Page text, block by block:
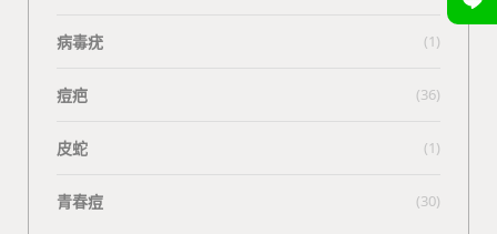
病毒疣 (1)
痘疤 (36)
皮蛇 (1)
青春痘 (30)